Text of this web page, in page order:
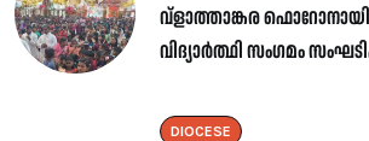
വ്ളാത്താങ്കര
വിദ്യാർത്ഥി സംഗമം
DIOCESE